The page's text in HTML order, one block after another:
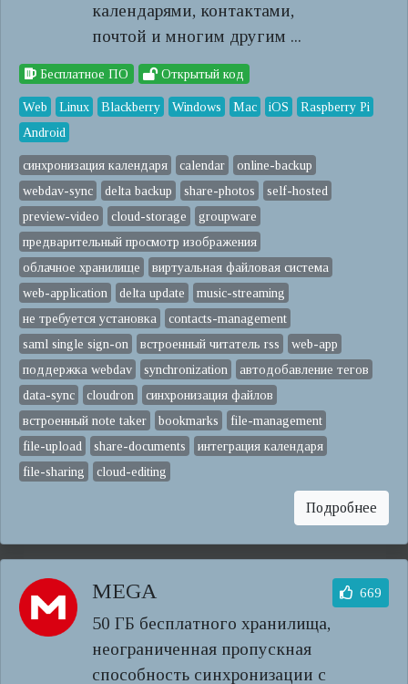
календарями, контактами,
почтой и многим другим ...
Бесплатное ПО Открытый код
Web Linux Blackberry Windows Mac iOS
Raspberry Pi
Android
синхронизация календаря calendar
online-backup
webdav-sync
delta backup share-photos
self-hosted
preview-video
cloud-storage
groupware
предварительный просмотр изображения
облачное хранилище
виртуальная файловая система
web-application
delta update
music-streaming
не требуется установка
contacts-management
saml single sign-on
встроенный читатель rss
web-app
поддержка webdav
synchronization
автодобавление тегов
data-sync
cloudron
синхронизация файлов
встроенный note taker
bookmarks
file-management
file-upload
share-documents
интеграция календаря
file-sharing
cloud-editing
Подробнее
MEGA
50 ГБ бесплатного хранилища,
неограниченная пропускная
способность синхронизации с
669